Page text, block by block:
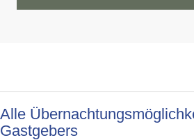
Alle
Gastgebers